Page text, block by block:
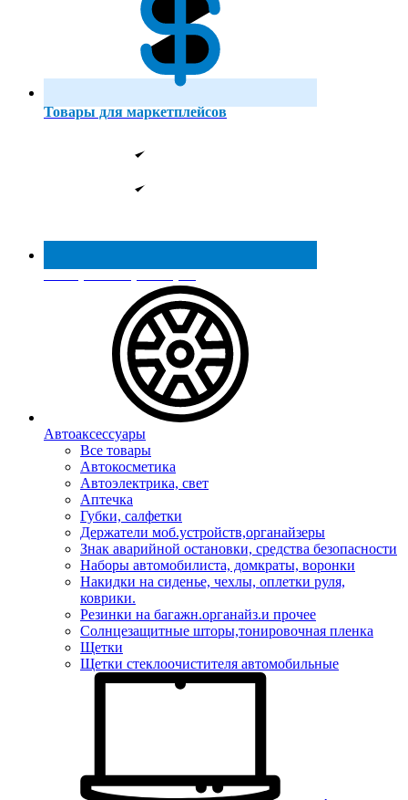
Товары для маркетплейсов
Реестр МинПромТорга
Автоаксессуары
Все товары
Автокосметика
Автоэлектрика, свет
Аптечка
Губки, салфетки
Держатели моб.устройств,органайзеры
Знак аварийной остановки, средства безопасности
Наборы автомобилиста, домкраты, воронки
Накидки на сиденье, чехлы, оплетки руля,
коврики.
Резинки на багажн.органайз.и прочее
Солнцезащитные шторы,тонировочная пленка
Щетки
Щетки стеклоочистителя автомобильные